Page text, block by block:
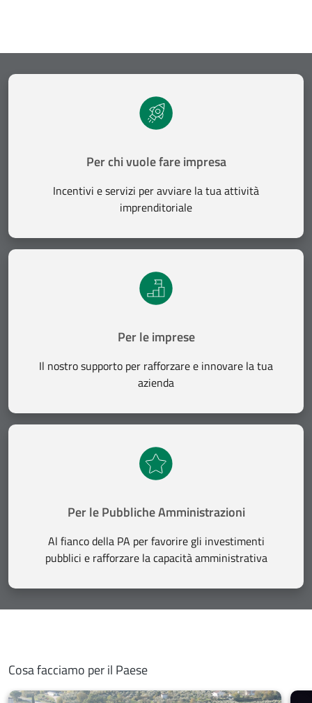
Per chi vuole fare impresa
Incentivi e servizi per avviare la tua attività
imprenditoriale
Per le imprese
Il nostro supporto per rafforzare e innovare la tua
azienda
Per le Pubbliche Amministrazioni
Al fianco della PA per favorire gli investimenti
pubblici e rafforzare la capacità amministrativa
Cosa facciamo per il Paese